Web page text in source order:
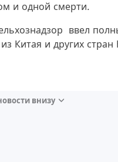
и одной смерти.
ввел
Китая и других
внизу